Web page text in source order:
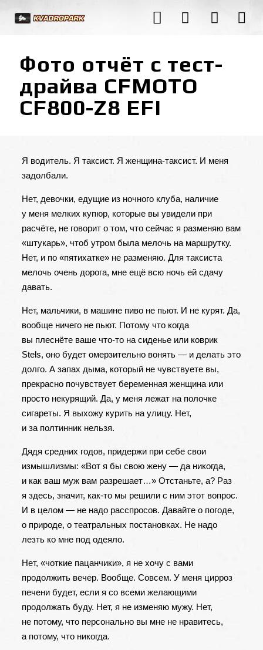
Фото отчёт с тест-
драйва CFMOTO
CF800-Z8 EFI
Я водитель. Я таксист. Я женщина-таксист. И меня
задолбали.
Нет, девочки, едущие из ночного клуба, наличие
у меня мелких купюр, которые вы увидели при
расчёте, не говорит о том, что сейчас я разменяю вам
«штукарь», чтоб утром была мелочь на маршрутку.
Нет, и по «пятихатке» не разменяю. Для таксиста
мелочь очень дорога, мне ещё всю ночь ей сдачу
давать.
Нет, мальчики, в машине пиво не пьют. И не курят. Да,
вообще ничего не пьют. Потому что когда
вы плеснёте ваше что-то на сиденье или коврик
Stels, оно будет омерзительно вонять — и делать это
долго. А запах дыма, который не чувствуете вы,
прекрасно почувствует беременная женщина или
просто некурящий. Да, у меня лежат на полочке
сигареты. Я выхожу курить на улицу. Нет,
и за полтинник нельзя.
Дядя средних годов, придержи при себе свои
измышлизмы: «Вот я бы свою жену — да никогда,
и как ваш муж вам разрешает…» Отстаньте, а? Раз
я здесь, значит, как-то мы решили с ним этот вопрос.
И в целом — не надо расспросов. Давайте о погоде,
о природе, о театральных постановках. Не надо
лезть ко мне под одеяло.
Нет, «чоткие пацанчики», я не хочу с вами
продолжить вечер. Вообще. Совсем. У меня цирроз
печени будет, если я со всеми желающими
продолжать буду. Нет, я не изменяю мужу. Нет,
не потому, что персонально вы мне не нравитесь,
а потому, что никогда.